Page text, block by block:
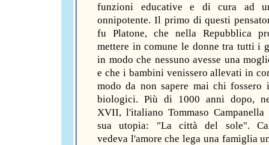
funzioni educative e di cura ad
onnipotente. Il primo di questi
fu Platone, che nella Repubblica
mettere in comune le donne tra tutti i
in modo che nessuno avesse una
e che i bambini venissero allevati in
modo da non sapere mai chi fossero
biologici. Più di 1000 anni dopo,
XVII, l'italiano Tommaso
sua utopia: "La città del sole".
vedeva l'amore che lega una famiglia